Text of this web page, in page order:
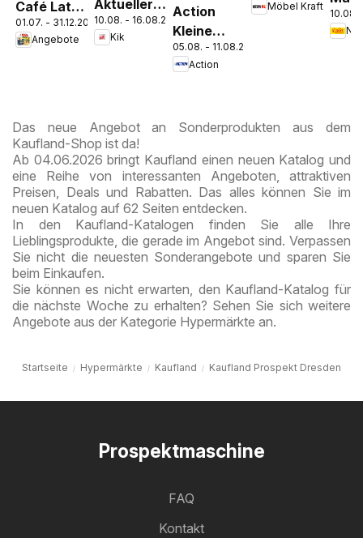
Café Latte
Dubai
Chocolate
01.07. - 31.12.2026
Angebote
Aktueller
Prospekt
10.08. - 16.08.2026
Kik
Action
Kleine
Preise,
große
05.08. - 11.08.2026
Action
zieht ein!
Möbel Kraft
10.08.
Das neue Angebot an Sonderprodukten aus dem
Kaufland-Shop ist da!
Ab 04.06.2026 bringt Kaufland einen neuen Katalog und
eine Reihe von interessanten Angeboten, attraktiven
Preisen, Deals und Rabatten. Das alles können Sie im
neuen Katalog auf 62 Seiten entdecken.
In den Kaufland-Katalogen finden Sie alle Ihre
Lieblingsprodukte, die gerade im Angebot sind. Verpassen
Sie nicht die neuesten Sonderangebote und sparen Sie
beim Einkaufen.
Sie können es nicht erwarten, den Kaufland-Katalog für
die nächste Woche zu erhalten? Sehen Sie sich weitere
Angebote aus der Kategorie Hypermärkte an.
Startseite Hypermärkte Kaufland Kaufland Prospekt Dresden
Prospektmaschine
FAQ
Kontakt